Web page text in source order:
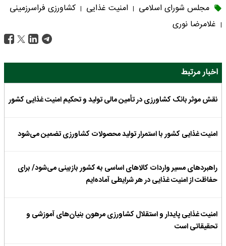
مجلس شورای اسلامی | امنیت غذایی | کشاورزی فراسرزمینی
| غلامرضا نوری
اخبار مرتبط
نقش موثر بانک کشاورزی در تأمین مالی تولید و تحکیم امنیت غذایی کشور
امنیت غذایی کشور با استمرار تولید محصولات کشاورزی تضمین می‌شود
راهبردهای مسیر واردات کالاهای اساسی به کشور بازبینی می‌شود/ برای
حفاظت از امنیت غذایی در هر شرایطی آماده‌ایم
امنیت غذایی پایدار و استقلال کشاورزی مرهون بنیان‌های آموزشی و
تحقیقاتی است